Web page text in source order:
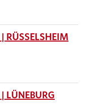
LÜNEBURG